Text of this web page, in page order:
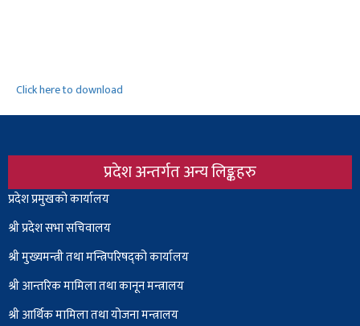
Click here to download
प्रदेश अन्तर्गत अन्य लिङ्कहरु
Body
प्रदेश प्रमुखको कार्यालय
श्री प्रदेश सभा सचिवालय
श्रीमुख्यमन्त्री तथा मन्त्रिपरिषद्को कार्यालय
श्री आन्तरिक मामिला तथा कानून मन्त्रालय
श्री आर्थिक मामिला तथा योजना मन्त्रालय